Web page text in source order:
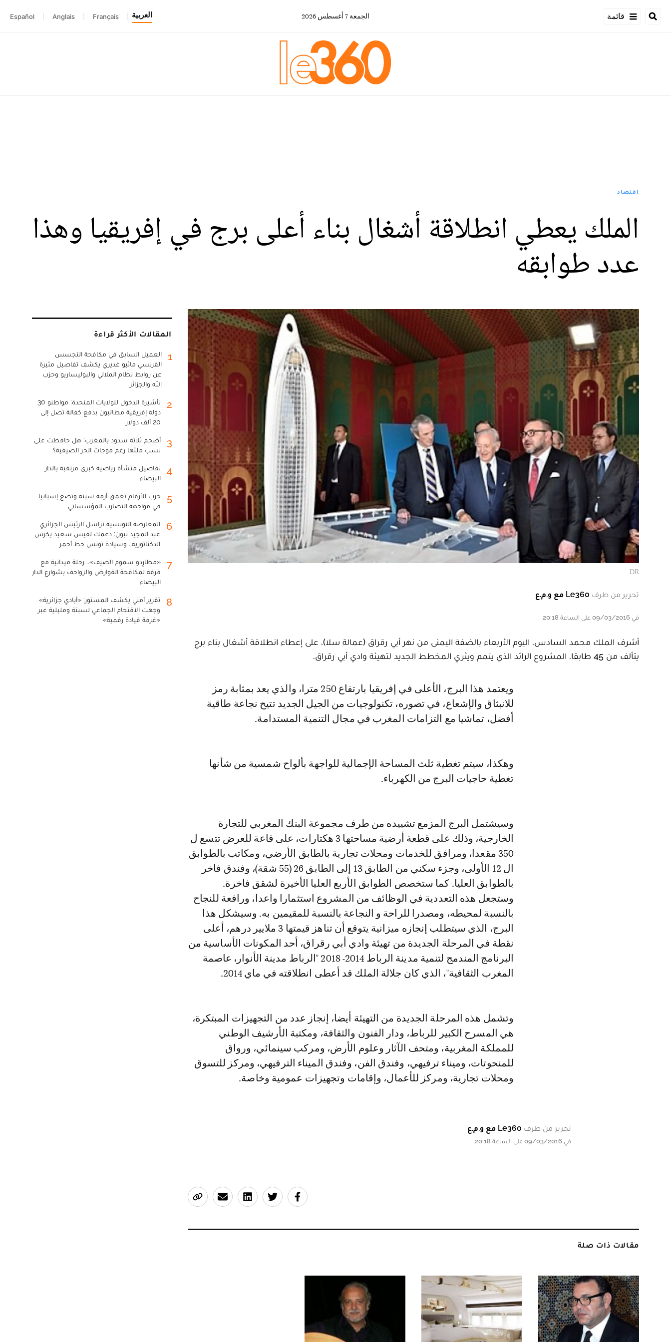
قائمة الجمعة 7 أغسطس 2026 العربية Français
Anglais
Español
اقتصاد
الملك يعطي انطلاقة أشغال بناء أعلى برج في إفريقيا وهذا
عدد طوابقه
DR
تحرير من طرف Le360 مع و.م.ع
في 09/03/2016 على الساعة 20:18
أشرف الملك محمد السادس، اليوم الأربعاء بالضفة اليمنى من نهر أبي رقراق (عمالة سلا)، على إعطاء انطلاقة أشغال بناء برج
يتألف من 45 طابقا، المشروع الرائد الذي يتمم ويثري المخطط الجديد لتهيئة وادي أبي رقراق.
ويعتمد هذا البرج، الأعلى في إفريقيا بارتفاع 250 مترا، والذي يعد بمثابة رمز
للانبثاق والإشعاع، في تصوره، تكنولوجيات من الجيل الجديد تتيح نجاعة طاقية
أفضل، تماشيا مع التزامات المغرب في مجال التنمية المستدامة.
وهكذا، سيتم تغطية ثلث المساحة الإجمالية للواجهة بألواح شمسية من شأنها
تغطية حاجيات البرج من الكهرباء.
وسيشتمل البرج المزمع تشييده من طرف مجموعة البنك المغربي للتجارة
الخارجية، وذلك على قطعة أرضية مساحتها 3 هكتارات، على قاعة للعرض تتسع ل
350 مقعدا، ومرافق للخدمات ومحلات تجارية بالطابق الأرضي، ومكاتب بالطوابق
ال 12 الأولى، وجزء سكني من الطابق 13 إلى الطابق 26 (55 شقة)، وفندق فاخر
بالطوابق العليا. كما ستخصص الطوابق الأربع العليا الأخيرة لشقق فاخرة.
وستجعل هذه التعددية في الوظائف من المشروع استثمارا واعدا، ورافعة للنجاح
بالنسبة لمحيطه، ومصدرا للراحة و النجاعة بالنسبة للمقيمين به. وسيشكل هذا
البرج، الذي سيتطلب إنجازه ميزانية يتوقع أن تناهز قيمتها 3 ملايير درهم، أعلى
نقطة في المرحلة الجديدة من تهيئة وادي أبي رقراق، أحد المكونات الأساسية من
البرنامج المندمج لتنمية مدينة الرباط 2014- 2018 "الرباط مدينة الأنوار، عاصمة
المغرب الثقافية"، الذي كان جلالة الملك قد أعطى انطلاقته في ماي 2014.
وتشمل هذه المرحلة الجديدة من التهيئة أيضا، إنجاز عدد من التجهيزات المبتكرة،
هي المسرح الكبير للرباط، ودار الفنون والثقافة، ومكتبة الأرشيف الوطني
للمملكة المغربية، ومتحف الآثار وعلوم الأرض، ومركب سينمائي، ورواق
للمنحوتات، وميناء ترفيهي، وفندق الفن، وفندق الميناء الترفيهي، ومركز للتسوق
ومحلات تجارية، ومركز للأعمال، وإقامات وتجهيزات عمومية وخاصة.
تحرير من طرف Le360 مع و.م.ع
في 09/03/2016 على الساعة 20:18
مقالات ذات صلة
المقالات الأكثر قراءة
1
العميل السابق في مكافحة التجسس
الفرنسي ماثيو غديري يكشف تفاصيل مثيرة
عن روابط نظام الملالي والبوليساريو وحزب
الله والجزائر
2
تأشيرة الدخول للولايات المتحدة: مواطنو 30
دولة إفريقية مطالبون بدفع كفالة تصل إلى
20 ألف دولار
3
أضخم ثلاثة سدود بالمغرب: هل حافظت على
نسب ملئها رغم موجات الحر الصيفية؟
4
تفاصيل منشأة رياضية كبرى مرتقبة بالدار
البيضاء
5
حرب الأرقام تعمق أزمة سبتة وتضع إسبانيا
في مواجهة التضارب المؤسساتي
6
المعارضة التونسية تراسل الرئيس الجزائري
عبد المجيد تبون: دعمك لقيس سعيد يكرس
الدكتاتورية.. وسيادة تونس خط أحمر
7
«مطارِدو سموم الصيف».. رحلة ميدانية مع
فرقة لمكافحة القوارض والزواحف بشوارع الدار
البيضاء
8
تقرير أمني يكشف المستور: «أيادي جزائرية»
وجهت الاقتحام الجماعي لسبتة ومليلية عبر
«غرفة قيادة رقمية»